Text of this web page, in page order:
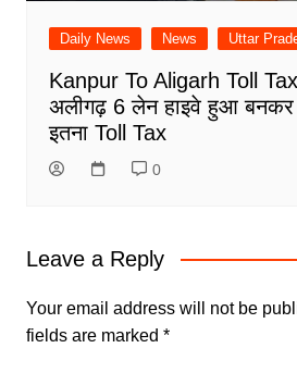
Daily News News Uttar
Kanpur To Aligarh Toll
अलीगढ़ 6 लेन हाइवे हुआ बनकर
इतना Toll Tax
0
Leave a Reply
Your email address will not be
fields are marked *